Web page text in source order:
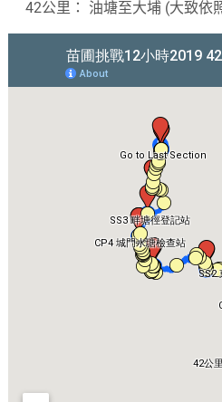
42公里： 油塘至大埔 (大致依